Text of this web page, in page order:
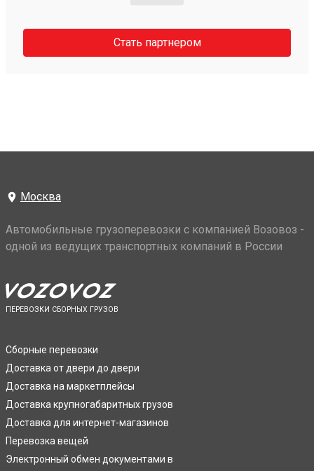
Стать партнером
Москва
Автомобильные грузоперевозки с компанией Возовоз -
одной из ведущих транспортных компаний в России
ПЕРЕВОЗКИ СБОРНЫХ ГРУЗОВ
Сборные перевозки
Доставка от двери до двери
Доставка на маркетплейсы
Доставка крупногабаритных грузов
Доставка для интернет-магазинов
Перевозка вещей
Электронный обмен документами в